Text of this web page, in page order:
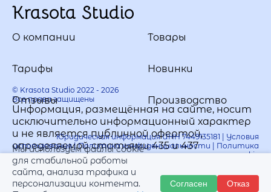
Krasota Studio
© Krasota Studio 2022 - 2026
Все права защищены
О компании Товары
Тарифы Новинки
Отзывы Производство
Юридическая информация ИНН 7449135181 | Условия
использования|Политика конфиденциальности
Политика
использования cookie
Информация, размещённая на сайте, носит
исключительно информационный характер
и не является публичной офертой,
определяемой статьями 435 и 437
Гражданского кодекса РФ.
Мы используем файлы cookie
для стабильной работы
сайта, анализа трафика и
персонализации контента.
Согласен Отказ